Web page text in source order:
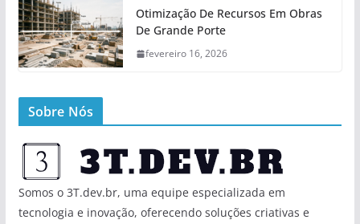
Otimização De Recursos Em Obras
De Grande Porte
fevereiro 16, 2026
Sobre Nós
Somos o 3T.dev.br, uma equipe especializada em
tecnologia e inovação, oferecendo soluções criativas e